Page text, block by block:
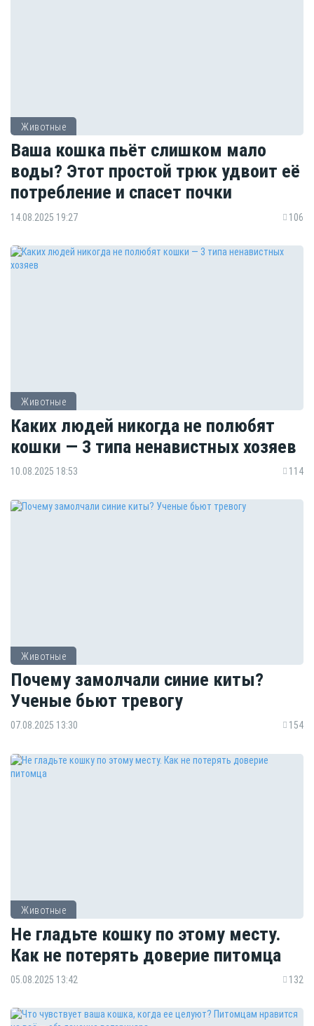
Животные
Ваша кошка пьёт слишком мало
воды? Этот простой трюк удвоит её
потребление и спасет почки
14.08.2025 19:27 106
Животные
Каких людей никогда не полюбят
кошки — 3 типа ненавистных хозяев
10.08.2025 18:53 114
Животные
Почему замолчали синие киты?
Ученые бьют тревогу
07.08.2025 13:30 154
Животные
Не гладьте кошку по этому месту.
Как не потерять доверие питомца
05.08.2025 13:42 132